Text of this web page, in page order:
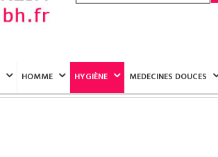
HOMME HYGIÈNE MEDECINES DOUCES